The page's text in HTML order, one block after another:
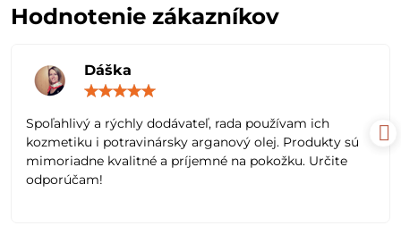
Hodnotenie zákazníkov
Dáška
5
Spoľahlivý a rýchly dodávateľ, rada používam ich
kozmetiku i potravinársky arganový olej. Produkty sú
mimoriadne kvalitné a príjemné na pokožku. Určite
odporúčam!